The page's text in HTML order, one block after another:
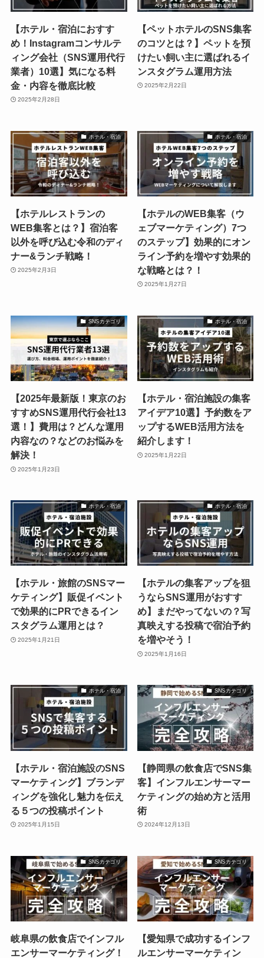
【ホテル・宿泊におすす
め！Instagramコンサルテ
ィング会社（SNS運用代行
業者）10選】気になる料
金・内容を徹底比較
2025年2月28日
【ペットホテルのSNS集客
のコツとは？】ペットを預
けたい飼い主に選ばれるイ
ンスタグラム運用方法
2025年2月22日
ホテル・宿泊
【ホテルレストランの
WEB集客とは？】宿泊客
以外を呼び込む令和のディ
ナー&ランチ戦略！
2025年2月3日
ホテル・宿泊
【ホテルのWEB集客（ウ
ェブマーケティング）7つ
のステップ】効果的にオン
ライン予約を増やす効果的
な戦略とは？！
2025年1月27日
SNSカテゴリ
【2025年最新版！東京のお
すすめSNS運用代行会社13
選！】費用は？どんな運用
内容なの？などのお悩みを
解決！
2025年1月23日
ホテル・宿泊
【ホテル・宿泊施設の集客
アイデア10選】予約数をア
ップするWEB活用方法を
紹介します！
2025年1月22日
ホテル・宿泊
【ホテル・旅館のSNSマー
ケティング】販促イベント
で効果的にPRできるイン
スタグラム運用とは？
2025年1月21日
ホテル・宿泊
【ホテルの集客アップを狙
うならSNS運用がおすす
め】まだやってないの？写
真映えする投稿で宿泊予約
を増やそう！
2025年1月16日
ホテル・宿泊
【ホテル・宿泊施設のSNS
マーケティング】ブランデ
ィングを強化し魅力を伝え
る５つの投稿ポイント
2025年1月15日
SNSカテゴリ
【静岡県の飲食店でSNS集
客】インフルエンサーマー
ケティングの始め方と活用
術
2024年12月13日
SNSカテゴリ
岐阜県の飲食店でインフル
エンサーマーケティング！
SNSカテゴリ
【愛知県で成功するインフ
ルエンサーマーケティン